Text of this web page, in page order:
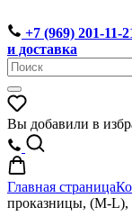
+7 (969) 201-11-
и доставка
Вы добавили в
Главная страница
проказницы, (M-L),